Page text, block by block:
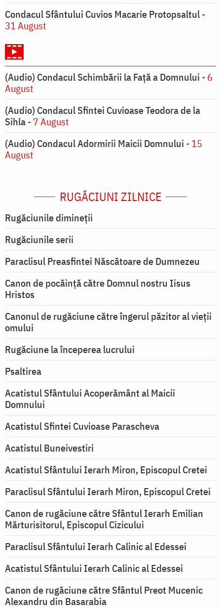
Condacul Sfântului Cuvios Macarie Protopsaltul-
31 August
(Audio) Condacul Schimbării la Față a Domnului - 6
August
(Audio) Condacul Sfintei Cuvioase Teodora de la
Sihla- 7 August
(Audio) Condacul Adormirii Maicii Domnului - 15
August
RUGĂCIUNI ZILNICE
Rugăciunile dimineții
Rugăciunile serii
Paraclisul Preasfintei Născătoare de Dumnezeu
Canon de pocăință către Domnul nostru Iisus
Hristos
Canonul de rugăciune către îngerul păzitor al vieții
omului
Rugăciune la începerea lucrului
Psaltirea
Acatistul Sfântului Acoperământ al Maicii
Domnului
Acatistul Sfintei Cuvioase Parascheva
Acatistul Buneivestiri
Acatistul Sfântului Ierarh Miron, Episcopul Cretei
Paraclisul Sfântului Ierarh Miron, Episcopul Cretei
Canon de rugăciune către Sfântul Ierarh Emilian
Mărturisitorul, Episcopul Cizicului
Paraclisul Sfântului Ierarh Calinic al Edessei
Acatistul Sfântului Ierarh Calinic al Edessei
Canon de rugăciune către Sfântul Preot Mucenic
Alexandru din Basarabia